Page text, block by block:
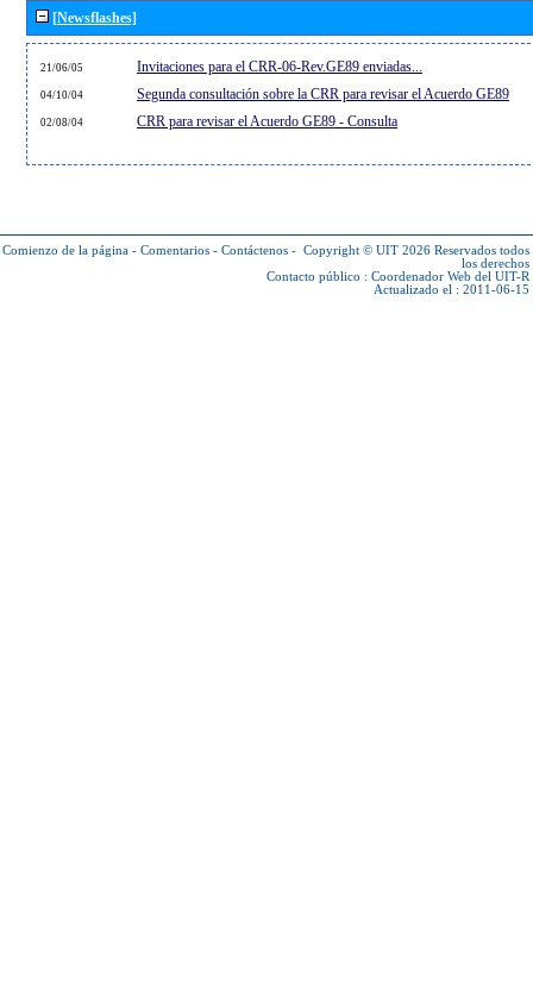
[Newsflashes]
21/06/05 Invitaciones para el CRR-06-Rev.GE89 enviadas...
04/10/04 Segunda consultación sobre la CRR para revisar el Acuerdo GE89
02/08/04 CRR para revisar el Acuerdo GE89 - Consulta
Comienzo de la página - Comentarios - Contáctenos - Copyright © UIT 2026 Reservados todos
los derechos
Contacto público : Coordenador Web del UIT-R
Actualizado el : 2011-06-15